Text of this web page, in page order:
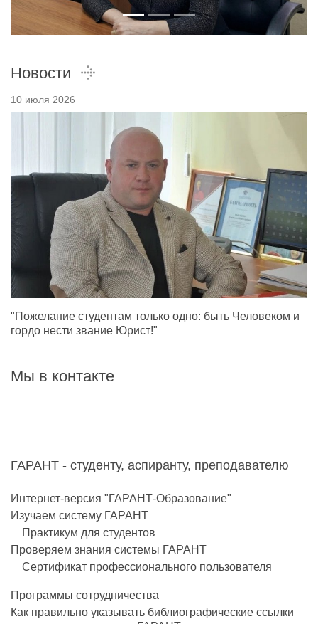
Новости
10 июля 2026
"Пожелание студентам только одно: быть Человеком и
гордо нести звание Юрист!"
Мы в контакте
ГАРАНТ - студенту, аспиранту, преподавателю
Интернет-версия "ГАРАНТ-Образование"
Изучаем систему ГАРАНТ
Практикум для студентов
Проверяем знания системы ГАРАНТ
Сертификат профессионального пользователя
Программы сотрудничества
Как правильно указывать библиографические ссылки